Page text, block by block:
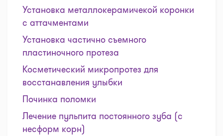
Установка металлокерамичекой коронки
с аттачментами
Установка частично съемного
пластиночного протеза
Косметический микропротез для
восстанавления улыбки
Починка поломки
Лечение пульпита постоянного зуба (с
несформ корн)